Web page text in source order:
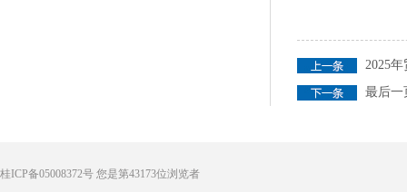
2025
最后一
桂ICP备05008372号 您是第43173位浏览者